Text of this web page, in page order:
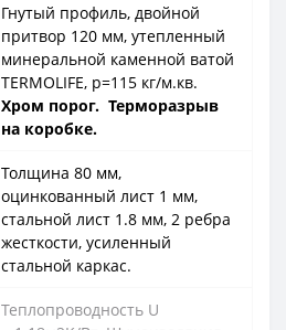
Гнутый профиль, двойной
притвор 120 мм, утепленный
минеральной каменной ватой
TERMOLIFE, p=115 кг/м.кв.
Хром порог. Терморазрыв
на коробке.
Толщина 80 мм,
оцинкованный лист 1 мм,
стальной лист 1.8 мм, 2 ребра
жесткости, усиленный
стальной каркас.
Теплопроводность U